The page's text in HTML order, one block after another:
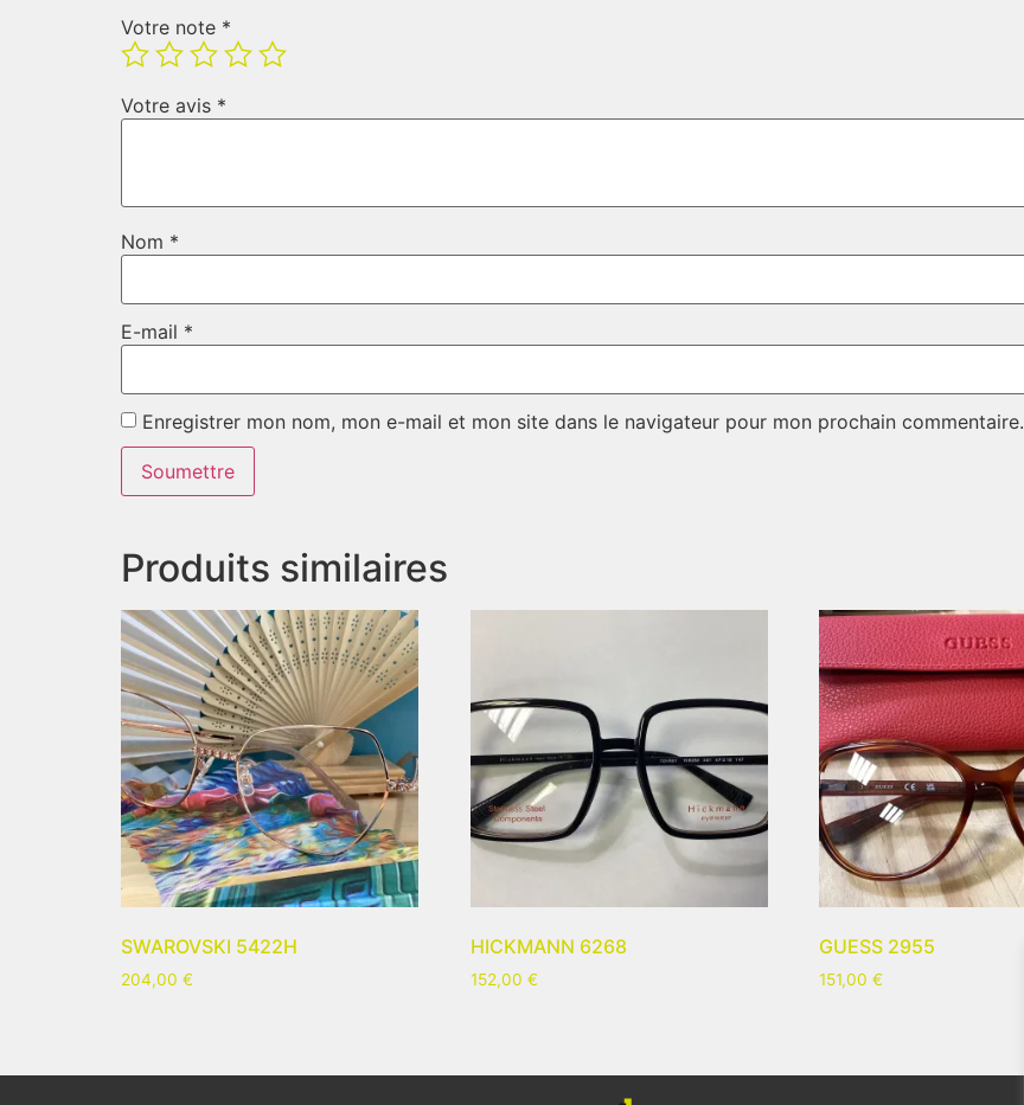
Votre note *
Votre avis *
Nom *
E-mail *
Enregistrer mon nom, mon e-mail et mon site dans le navigateur pour mon prochain commentaire.
Produits similaires
SWAROVSKI 5422H
204,00 €
HICKMANN 6268
152,00 €
GUESS 2955
151,00€